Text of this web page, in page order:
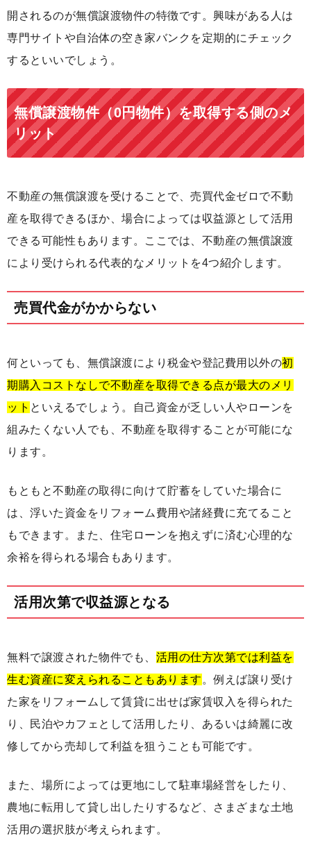
開されるのが無償譲渡物件の特徴です。興味がある人は
専門サイトや自治体の空き家バンクを定期的にチェック
するといいでしょう。
無償譲渡物件（0円物件）を取得する側のメ
リット
不動産の無償譲渡を受けることで、売買代金ゼロで不動
産を取得できるほか、場合によっては収益源として活用
できる可能性もあります。ここでは、不動産の無償譲渡
により受けられる代表的なメリットを4つ紹介します。
売買代金がかからない
何といっても、無償譲渡により税金や登記費用以外の初
期購入コストなしで不動産を取得できる点が最大のメリ
ット といえるでしょう。自己資金が乏しい人やローンを
組みたくない人でも、不動産を取得することが可能にな
ります。
もともと不動産の取得に向けて貯蓄をしていた場合に
は、浮いた資金をリフォーム費用や諸経費に充てること
もできます。また、住宅ローンを抱えずに済む心理的な
余裕を得られる場合もあります。
活用次第で収益源となる
無料で譲渡された物件でも、 活用の仕方次第では利益を
生む資産に変えられることもあります 。例えば譲り受け
た家をリフォームして賃貸に出せば家賃収入を得られた
り、民泊やカフェとして活用したり、あるいは綺麗に改
修してから売却して利益を狙うことも可能です。
また、場所によっては更地にして駐車場経営をしたり、
農地に転用して貸し出したりするなど、さまざまな土地
活用の選択肢が考えられます。